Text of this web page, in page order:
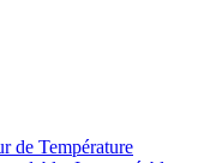
de Température